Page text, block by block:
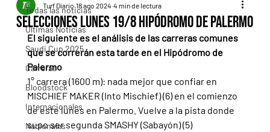
Todas las noticias
Últimas Noticias
Saudi Cup 2025
Carreras
Bloodstock
Internacionales
Nacionales
Selecciones Lunes 19/8 Hipódromo de Palermo
Turf Diario 18 ago 2024 4 min de lectura
El siguiente es el análisis de las carreras comunes
que se correrán esta tarde en el Hipódromo de
Palermo
1° carrera (1600 m): nada mejor que confiar en
MISCHIEF MAKER (Into Mischief) (6) en el comienzo
de este lunes en Palermo. Vuelve a la pista donde
supo ser segunda SMASHY (Sabayón) (5)